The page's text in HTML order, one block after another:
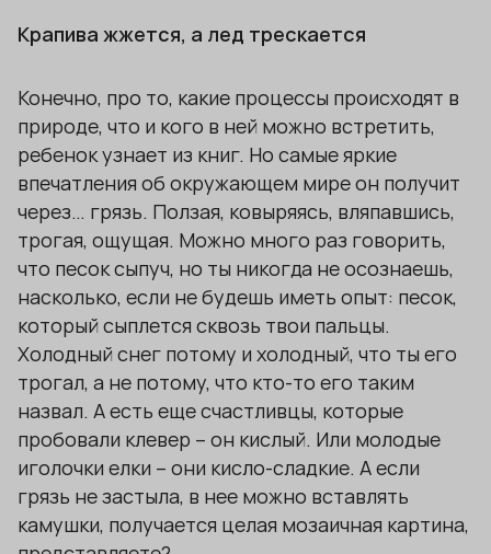
Крапива жжется, а лед трескается
Конечно, про то, какие процессы происходят в
природе, что и кого в ней можно встретить,
ребенок узнает из книг. Но самые яркие
впечатления об окружающем мире он получит
через… грязь. Ползая, ковыряясь, вляпавшись,
трогая, ощущая. Можно много раз говорить,
что песок сыпуч, но ты никогда не осознаешь,
насколько, если не будешь иметь опыт: песок,
который сыплется сквозь твои пальцы.
Холодный снег потому и холодный, что ты его
трогал, а не потому, что кто-то его таким
назвал. А есть еще счастливцы, которые
пробовали клевер – он кислый. Или молодые
иголочки елки – они кисло-сладкие. А если
грязь не застыла, в нее можно вставлять
камушки, получается целая мозаичная картина,